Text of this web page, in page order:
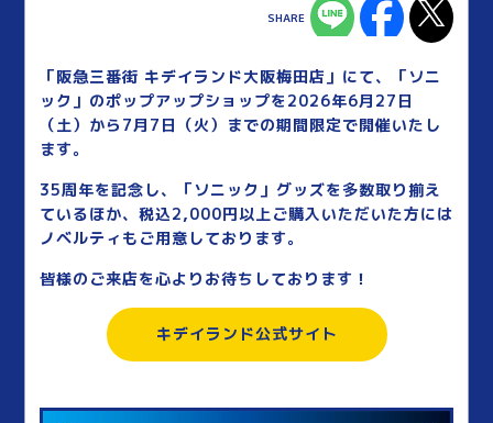
「阪急三番街 キデイランド大阪梅田店」にて、「ソニ
ック」のポップアップショップを2026年6月27日
（土）から7月7日（火）までの期間限定で開催いたし
ます。
35周年を記念し、「ソニック」グッズを多数取り揃え
ているほか、税込2,000円以上ご購入いただいた方には
ノベルティもご用意しております。
皆様のご来店を心よりお待ちしております！
キデイランド公式サイト